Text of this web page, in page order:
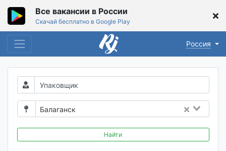
Все вакансии в России
Скачай бесплатно в Google Play
Россия
Балаганск
Найти